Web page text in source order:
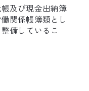
及び現金出納簿
関係帳簿類とし
備しているこ